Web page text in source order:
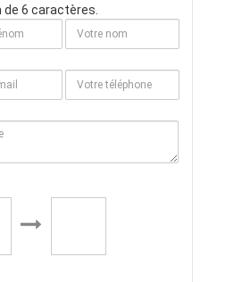
6 caractères.